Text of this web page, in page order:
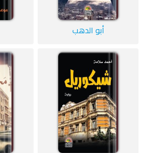
أبو الدهب